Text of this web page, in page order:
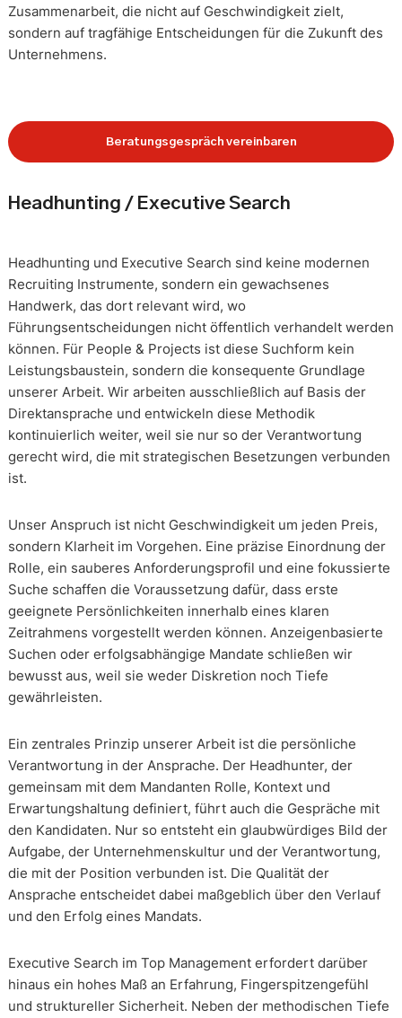
Zusammenarbeit, die nicht auf Geschwindigkeit zielt,
sondern auf tragfähige Entscheidungen für die Zukunft des
Unternehmens.
Beratungsgespräch vereinbaren
Headhunting / Executive Search
Headhunting und Executive Search sind keine modernen
Recruiting Instrumente, sondern ein gewachsenes
Handwerk, das dort relevant wird, wo
Führungsentscheidungen nicht öffentlich verhandelt werden
können. Für People & Projects ist diese Suchform kein
Leistungsbaustein, sondern die konsequente Grundlage
unserer Arbeit. Wir arbeiten ausschließlich auf Basis der
Direktansprache und entwickeln diese Methodik
kontinuierlich weiter, weil sie nur so der Verantwortung
gerecht wird, die mit strategischen Besetzungen verbunden
ist.
Unser Anspruch ist nicht Geschwindigkeit um jeden Preis,
sondern Klarheit im Vorgehen. Eine präzise Einordnung der
Rolle, ein sauberes Anforderungsprofil und eine fokussierte
Suche schaffen die Voraussetzung dafür, dass erste
geeignete Persönlichkeiten innerhalb eines klaren
Zeitrahmens vorgestellt werden können. Anzeigenbasierte
Suchen oder erfolgsabhängige Mandate schließen wir
bewusst aus, weil sie weder Diskretion noch Tiefe
gewährleisten.
Ein zentrales Prinzip unserer Arbeit ist die persönliche
Verantwortung in der Ansprache. Der Headhunter, der
gemeinsam mit dem Mandanten Rolle, Kontext und
Erwartungshaltung definiert, führt auch die Gespräche mit
den Kandidaten. Nur so entsteht ein glaubwürdiges Bild der
Aufgabe, der Unternehmenskultur und der Verantwortung,
die mit der Position verbunden ist. Die Qualität der
Ansprache entscheidet dabei maßgeblich über den Verlauf
und den Erfolg eines Mandats.
Executive Search im Top Management erfordert darüber
hinaus ein hohes Maß an Erfahrung, Fingerspitzengefühl
und struktureller Sicherheit. Neben der methodischen Tiefe